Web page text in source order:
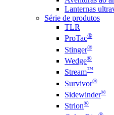
Lanternas
Série de produtos
TLR
ProTac®
Stinger®
Wedge®
Stream™
Survivor®
Sidewinder®
Strion®